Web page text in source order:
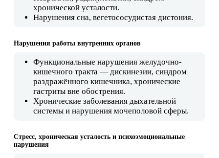
хронической усталости.
Нарушения сна, вегетососудистая дистония.
Нарушения работы внутренних органов
Функциональные нарушения желудочно-
кишечного тракта — дискинезии, синдром
раздражённого кишечника, хронические
гастриты вне обострения.
Хронические заболевания дыхательной
системы и нарушения мочеполовой сферы.
Стресс, хроническая усталость и психоэмоциональные
нарушения